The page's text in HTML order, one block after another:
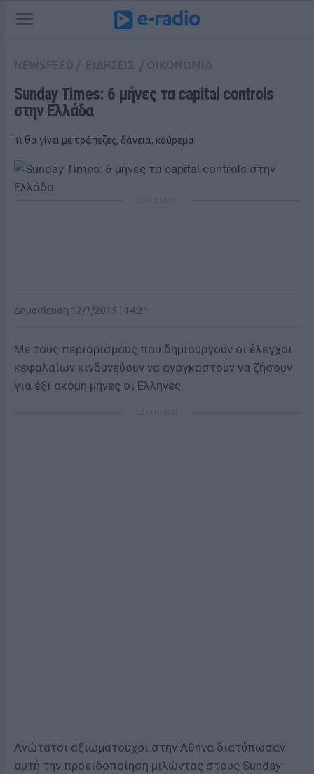
Sunday Times: 6 μήνες τα capital controls
στην Ελλάδα
Τι θα γίνει με τράπεζες, δάνεια, κούρεμα
Δημοσίευση 12/7/2015 | 14:21
Με τους περιορισμούς που δημιουργούν οι έλεγχοι
κεφαλαίων κινδυνεύουν να αναγκαστούν να ζήσουν
για έξι ακόμη μήνες οι Ελληνες.
Ανώτατοι αξιωματούχοι στην Αθήνα διατύπωσαν
αυτή την προειδοποίηση μιλώντας στους Sunday